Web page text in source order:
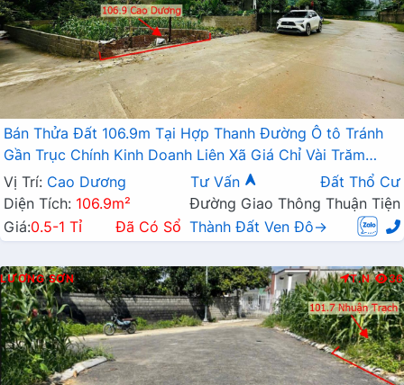
Bán Thửa Đất 106.9m Tại Hợp Thanh Đường Ô tô Tránh
Gần Trục Chính Kinh Doanh Liên Xã Giá Chỉ Vài Trăm
Triệu
Vị Trí: Cao Dương Tư Vấn
Đất Thổ Cư
Diện Tích: 106.9m²
Đường Giao Thông Thuận Tiện
Giá:0.5-1 Tỉ Đã Có Sổ Thành Đất Ven Đô→
LƯƠNG SƠN T.N 36